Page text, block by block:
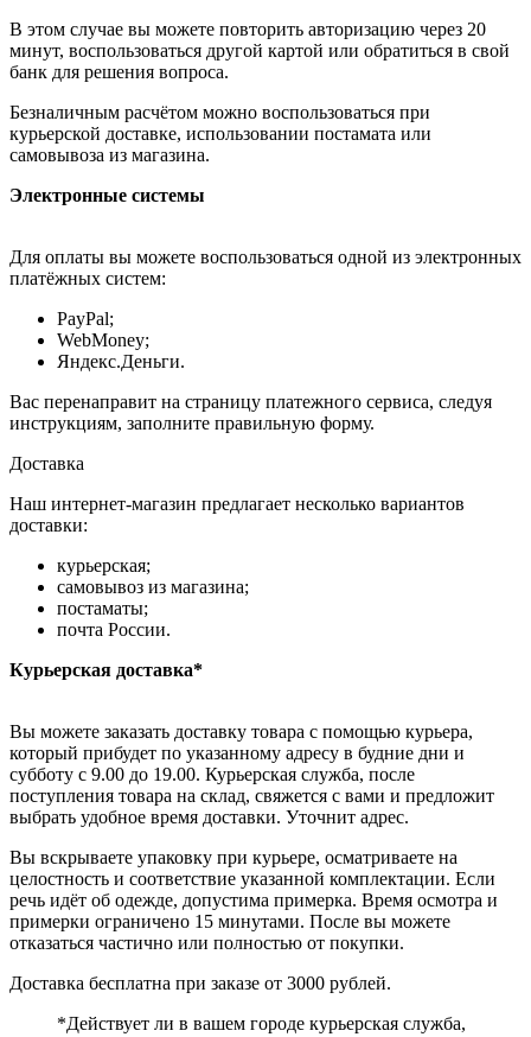
В этом случае вы можете повторить авторизацию через 20
минут, воспользоваться другой картой или обратиться в свой
банк для решения вопроса.
Безналичным расчётом можно воспользоваться при
курьерской доставке, использовании постамата или
самовывоза из магазина.
Электронные системы
Для оплаты вы можете воспользоваться одной из электронных
платёжных систем:
PayPal;
WebMoney;
Яндекс.Деньги.
Вас перенаправит на страницу платежного сервиса, следуя
инструкциям, заполните правильную форму.
Доставка
Наш интернет-магазин предлагает несколько вариантов
доставки:
курьерская;
самовывоз из магазина;
постаматы;
почта России.
Курьерская доставка*
Вы можете заказать доставку товара с помощью курьера,
который прибудет по указанному адресу в будние дни и
субботу с 9.00 до 19.00. Курьерская служба, после
поступления товара на склад, свяжется с вами и предложит
выбрать удобное время доставки. Уточнит адрес.
Вы вскрываете упаковку при курьере, осматриваете на
целостность и соответствие указанной комплектации. Если
речь идёт об одежде, допустима примерка. Время осмотра и
примерки ограничено 15 минутами. После вы можете
отказаться частично или полностью от покупки.
Доставка бесплатна при заказе от 3000 рублей.
*Действует ли в вашем городе курьерская служба,